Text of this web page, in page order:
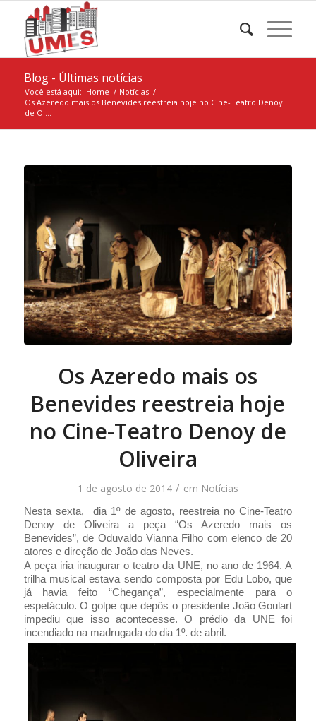
Blog - Últimas notícias
Você está aqui: Home / Notícias /
Os Azeredo mais os Benevides reestreia hoje no Cine-Teatro Denoy
de Ol...
Os Azeredo mais os
Benevides reestreia hoje
no Cine-Teatro Denoy de
Oliveira
1 de agosto de 2014 / em Notícias
Nesta sexta, dia 1º de agosto, reestreia no Cine-Teatro
Denoy de Oliveira a peça “Os Azeredo mais os
Benevides”, de Oduvaldo Vianna Filho com elenco de 20
atores e direção de João das Neves.
A peça iria inaugurar o teatro da UNE, no ano de 1964. A
trilha musical estava sendo composta por Edu Lobo, que
já havia feito “Chegança”, especialmente para o
espetáculo. O golpe que depôs o presidente João Goulart
impediu que isso acontecesse. O prédio da UNE foi
incendiado na madrugada do dia 1º. de abril.